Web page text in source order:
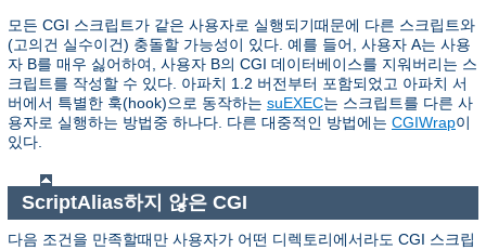
모든 CGI 스크립트가 같은 사용자로 실행되기때문에 다른 스크립트와
(고의건 실수이건) 충돌할 가능성이 있다. 예를 들어, 사용자 A는 사용
자 B를 매우 싫어하여, 사용자 B의 CGI 데이터베이스를 지워버리는 스
크립트를 작성할 수 있다. 아파치 1.2 버전부터 포함되었고 아파치 서
버에서 특별한 훅(hook)으로 동작하는 suEXEC는 스크립트를 다른 사
용자로 실행하는 방법중 하나다. 다른 대중적인 방법에는 CGIWrap이
있다.
ScriptAlias하지 않은 CGI
다음 조건을 만족할때만 사용자가 어떤 디렉토리에서라도 CGI 스크립